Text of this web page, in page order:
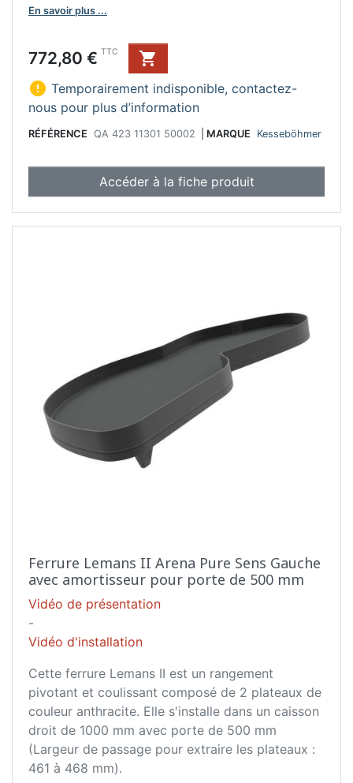
En savoir plus ...
Prix
772,80 € TTC

 Temporairement indisponible, contactez-
nous pour plus d’information
RÉFÉRENCE QA 423 11301 50002 MARQUE Kesseböhmer
Accéder à la fiche produit
Ferrure Lemans II Arena Pure Sens Gauche
avec amortisseur pour porte de 500 mm
Vidéo de présentation
-
Vidéo d'installation
Cette ferrure Lemans II est un rangement
pivotant et coulissant composé de 2 plateaux de
couleur anthracite. Elle s'installe dans un caisson
droit de 1000 mm avec porte de 500 mm
(Largeur de passage pour extraire les plateaux :
461 à 468 mm).